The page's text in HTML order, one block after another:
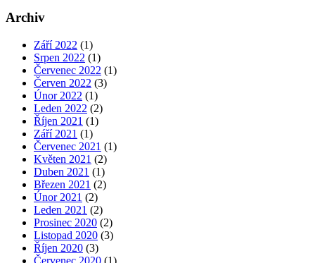
Archiv
Září 2022 (1)
Srpen 2022 (1)
Červenec 2022 (1)
Červen 2022 (3)
Únor 2022 (1)
Leden 2022 (2)
Říjen 2021 (1)
Září 2021 (1)
Červenec 2021 (1)
Květen 2021 (2)
Duben 2021 (1)
Březen 2021 (2)
Únor 2021 (2)
Leden 2021 (2)
Prosinec 2020 (2)
Listopad 2020 (3)
Říjen 2020 (3)
Červenec 2020 (1)